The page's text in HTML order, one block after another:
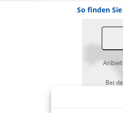
So finden
Bei